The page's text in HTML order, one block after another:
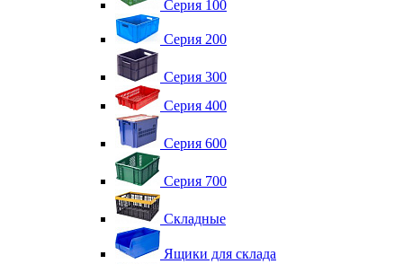
Серия 100
Серия 200
Серия 300
Серия 400
Серия 600
Серия 700
Складные
Ящики для склада